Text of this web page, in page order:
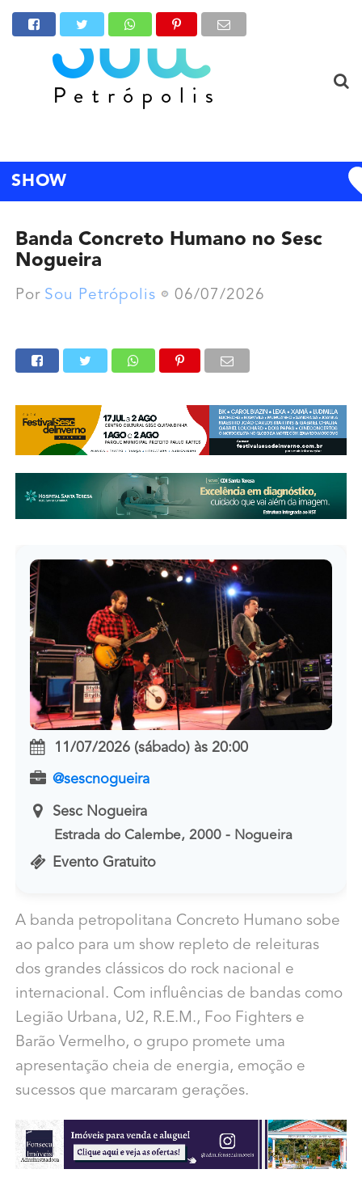
SHOW
Banda Concreto Humano no Sesc
Nogueira
Por Sou Petrópolis 06/07/2026
11/07/2026 (sábado) às 20:00
@sescnogueira
Sesc Nogueira
Estrada do Calembe, 2000 - Nogueira
Evento Gratuito
A banda petropolitana Concreto Humano sobe
ao palco para um show repleto de releituras
dos grandes clássicos do rock nacional e
internacional. Com influências de bandas como
Legião Urbana, U2, R.E.M., Foo Fighters e
Barão Vermelho, o grupo promete uma
apresentação cheia de energia, emoção e
sucessos que marcaram gerações.